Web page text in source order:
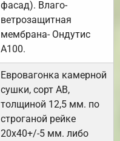
фасад). Влаго-
ветрозащитная
мембрана- Ондутис
А100.
Евровагонка камерной
сушки, сорт АВ,
толщиной 12,5 мм. по
строганой рейке
20х40+/-5 мм. либо